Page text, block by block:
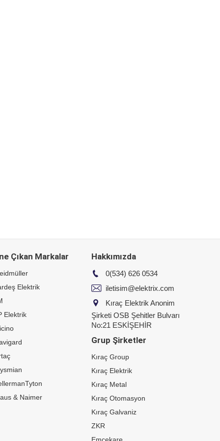
Çıkan Markalar
Elektrik
Elektrik
& Naimer
Hakkımızda
0(534) 626 0534
iletisim@elektrix.com
Kıraç Elektrik Anonim
Şirketi OSB Şehitler Bulvarı
No:21 ESKİŞEHİR
Grup Şirketler
Kıraç Group
Kıraç Elektrik
Kıraç Metal
Kıraç Otomasyon
Kıraç Galvaniz
ZKR
Emcekare